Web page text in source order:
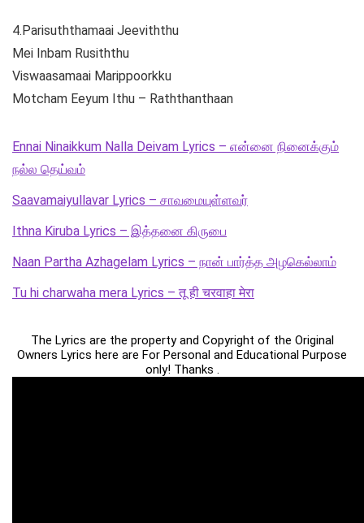
4.Parisuththamaai Jeeviththu
Mei Inbam Rusiththu
Viswaasamaai Marippoorkku
Motcham Eeyum Ithu – Raththanthaan
Ennai Ninaikkum Nalla Deivam Lyrics – என்னை நினைக்கும்
நல்ல தெய்வம்
Saavamaiyullavar Lyrics – சாவமையுள்ளவர்
Ithna Kiruba Lyrics – இத்தனை கிருபை
Naan Partha Azhagelam Lyrics – நான் பார்த்த அழகெல்லாம்
Tu hi charwaha mera Lyrics – तू ही चरवाहा मेरा
The Lyrics are the property and Copyright of the Original
Owners Lyrics here are For Personal and Educational Purpose
only! Thanks .